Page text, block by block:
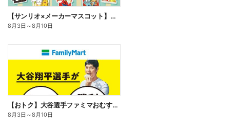
【サンリオ×メーカーマスコット】オリジナルグッズ貰える!
8月3日 ～8月10日
【おトク】大谷選手ファミマおむすび割
8月3日 ～8月10日